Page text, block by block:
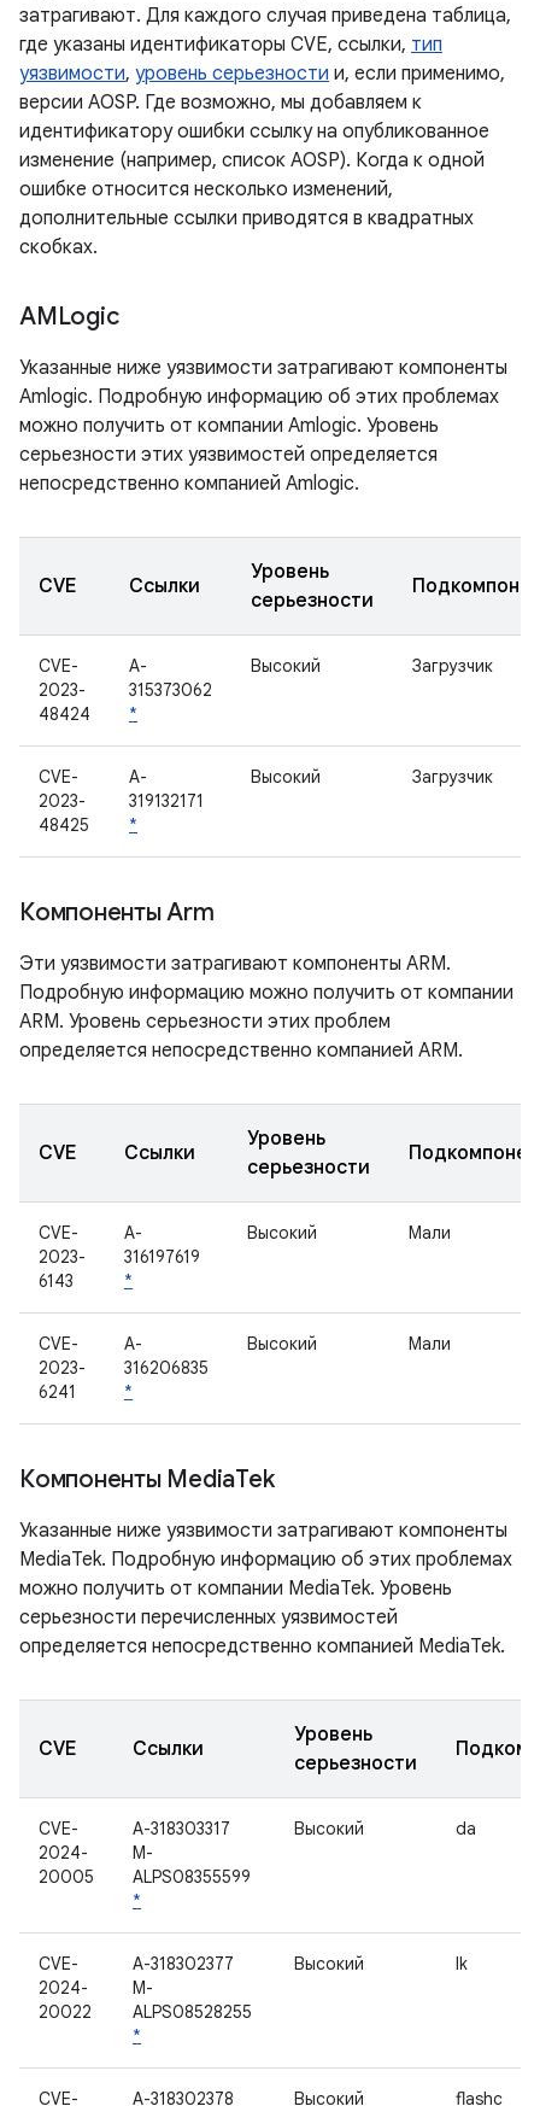
затрагивают. Для каждого случая приведена таблица,
где указаны идентификаторы CVE, ссылки, тип
уязвимости, уровень серьезности и, если применимо,
версии AOSP. Где возможно, мы добавляем к
идентификатору ошибки ссылку на опубликованное
изменение (например, список AOSP). Когда к одной
ошибке относится несколько изменений,
дополнительные ссылки приводятся в квадратных
скобках.
AMLogic
Указанные ниже уязвимости затрагивают компоненты
Amlogic. Подробную информацию об этих проблемах
можно получить от компании Amlogic. Уровень
серьезности этих уязвимостей определяется
непосредственно компанией Amlogic.
CVE Ссылки
Уровень
серьезности
CVE-
2023-
48424
A-
315373062
*
Высокий Загрузчик
CVE-
2023-
48425
A-
319132171
*
Высокий Загрузчик
Компоненты Arm
Эти уязвимости затрагивают компоненты ARM.
Подробную информацию можно получить от компании
ARM. Уровень серьезности этих проблем
определяется непосредственно компанией ARM.
CVE Ссылки
Уровень
серьезности
CVE-
2023-
6143
A-
316197619
*
Высокий Мали
CVE-
2023-
6241
A-
316206835
*
Высокий Мали
Компоненты MediaTek
Указанные ниже уязвимости затрагивают компоненты
MediaTek. Подробную информацию об этих проблемах
можно получить от компании MediaTek. Уровень
серьезности перечисленных уязвимостей
определяется непосредственно компанией MediaTek.
CVE Ссылки
Уровень
серьезности
CVE-
2024-
20005
A-318303317
M-
ALPS08355599
*
Высокий da
CVE-
2024-
20022
A-318302377
M-
ALPS08528255
*
Высокий lk
CVE- A-318302378 Высокий flashc